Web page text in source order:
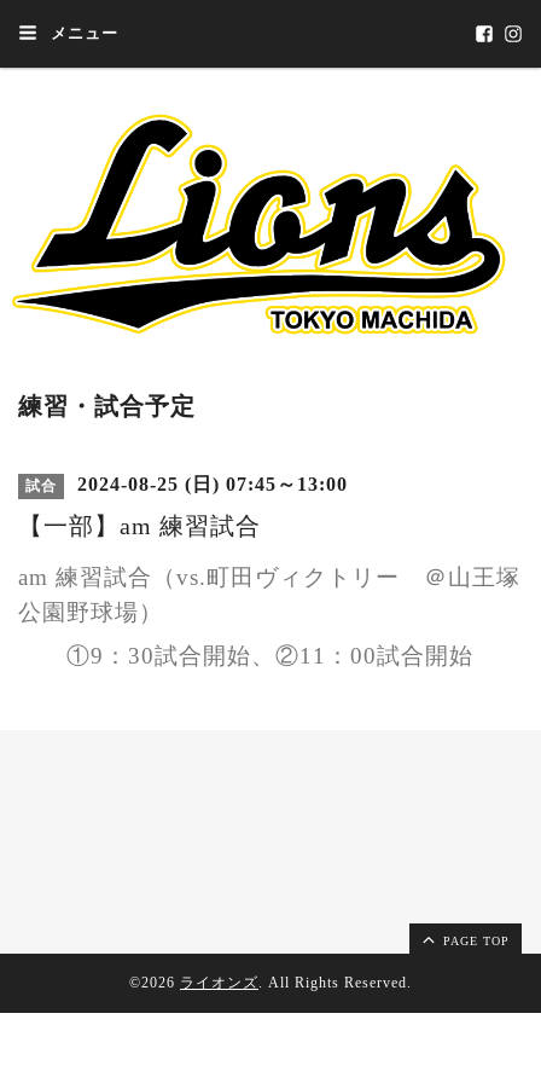
メニュー
練習・試合予定
試合 2024-08-25 (日) 07:45～13:00
【一部】am 練習試合
am 練習試合 （vs.町田ヴィクトリー ＠山王塚
公園野球場）
①9：30試合開始、②11：00試合開始
PAGE TOP
©2026 ライオンズ. All Rights Reserved.